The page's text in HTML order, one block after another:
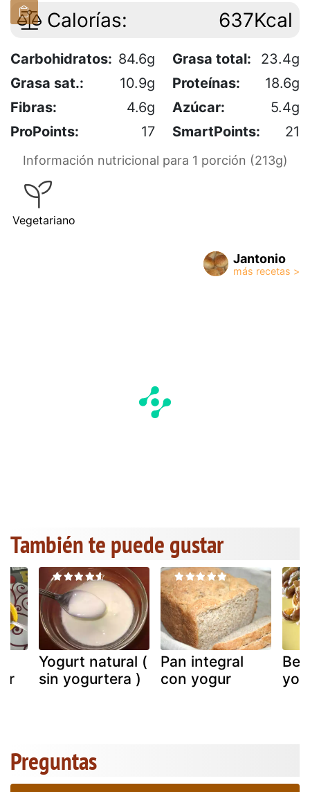
Calorías: 637Kcal
Carbohidratos: 84.6g Grasa total:
23.4g
Grasa sat.:
10.9g Proteínas:
18.6g
Fibras:
4.6g Azúcar:
5.4g
ProPoints:
17 SmartPoints: 21
Información nutricional para 1 porción (213g)
Vegetariano
Jantonio
También te puede gustar
Yogurt natural (
sin yogurtera )
Pan integral
con yogur
Preguntas